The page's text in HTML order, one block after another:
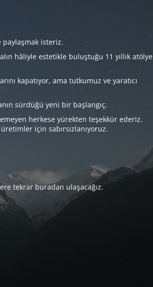
isteriz.
hâliyle estetikle buluştuğu 11 yıllık atölye
kapatıyor, ama tutkumuz ve yaratıcı
sürdüğü yeni bir başlangıç.
herkese yürekten teşekkür ederiz.
için sabırsızlanıyoruz.
tekrar buradan ulaşacağız.